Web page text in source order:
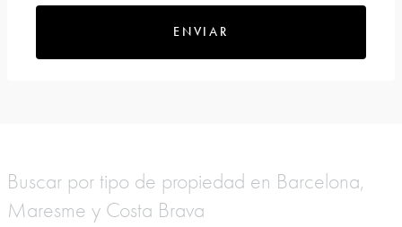
ENVIAR
Buscar por tipo de propiedad en Barcelona,
Maresme y Costa Brava